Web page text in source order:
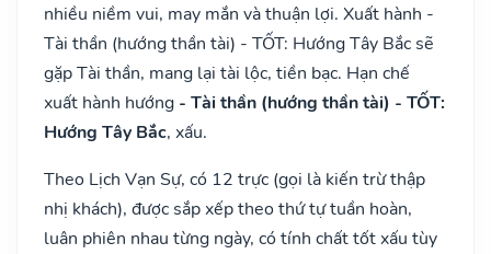
nhiều niềm vui, may mắn và thuận lợi. Xuất hành -
Tài thần (hướng thần tài) - TỐT: Hướng Tây Bắc sẽ
gặp Tài thần, mang lại tài lộc, tiền bạc. Hạn chế
xuất hành hướng - Tài thần (hướng thần tài) - TỐT:
Hướng Tây Bắc, xấu.
Theo Lịch Vạn Sự, có 12 trực (gọi là kiến trừ thập
nhị khách), được sắp xếp theo thứ tự tuần hoàn,
luân phiên nhau từng ngày, có tính chất tốt xấu tùy